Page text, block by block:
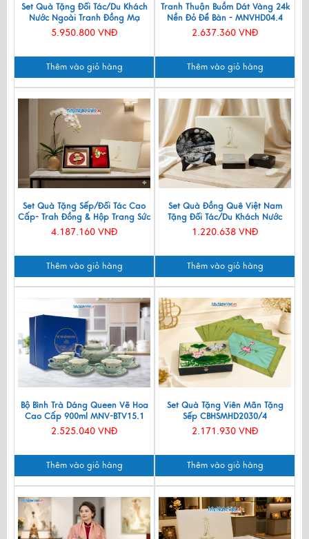
Set Quà Tặng Đối Tác/Du Khách
Nước Ngoài Tranh Đồng Mạ
Vàng 24k & Hộp Trang Sức Sơn
5.950.800 VNĐ
Thêm vào giỏ hàng
Tranh Thuận Buồm Dát Vàng 24k
Nền Đỏ Để Bàn - MNVHD04.4
2.637.360 VNĐ
Thêm vào giỏ hàng
Set Quà Tặng Sếp/Đối Tác Cao
Cấp- Trah Đồng & Hộp Trang Sức
Sơn Mài CBQT004
4.187.160 VNĐ
Thêm vào giỏ hàng
Set Quà Đồng Quê Việt Nam
Tặng Đối Tác/Du Khách Nước
Ngoài - Đĩa Sơn Mài/ Hộp
1.220.638 VNĐ
Thêm vào giỏ hàng
Bộ Bình Trà Dáng Queen Vẽ Hoa
Cao Cấp 900ml MNV-BTV15.1
2.525.040 VNĐ
Thêm vào giỏ hàng
Set Quà Tặng Viên Mãn Tặng
Sếp CBHSMHD2030/4
2.171.930 VNĐ
Thêm vào giỏ hàng